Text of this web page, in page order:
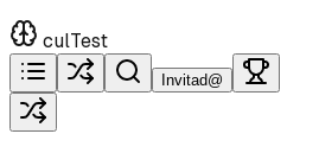
culTest
Invitad@